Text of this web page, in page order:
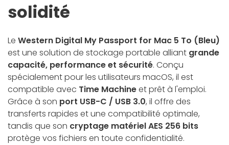
solidité
Le Western Digital My Passport for Mac 5 To (Bleu)
est une solution de stockage portable alliant grande
capacité, performance et sécurité. Conçu
spécialement pour les utilisateurs macOS, il est
compatible avec Time Machineet prêt à l'emploi.
Grâce à son port USB-C / USB 3.0, il offre des
transferts rapides et une compatibilité optimale,
tandis que son cryptage matériel AES 256 bits
protège vos fichiers en toute confidentialité.